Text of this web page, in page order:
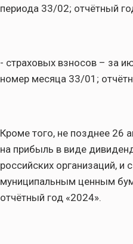
периода 33/02; отчётный
- страховых взносов – за
номер месяца 33/01;
Кроме того, не позднее 26
на прибыль в виде
российских организаций,
муниципальным ценным
отчётный год «2024».